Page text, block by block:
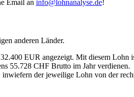
Email an info@lohnanalyse.de!
anderen Länder.
EUR angezeigt. Mit diesem Lohn
55.728 CHF Brutto im Jahr verdienen.
der jeweilige Lohn von der